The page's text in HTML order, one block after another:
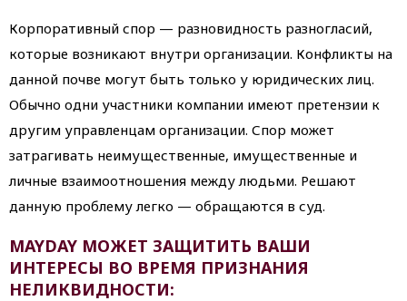
Корпоративный спор — разновидность разногласий,
которые возникают внутри организации. Конфликты на
данной почве могут быть только у юридических лиц.
Обычно одни участники компании имеют претензии к
другим управленцам организации. Спор может
затрагивать неимущественные, имущественные и
личные взаимоотношения между людьми. Решают
данную проблему легко — обращаются в суд.
MAYDAY МОЖЕТ ЗАЩИТИТЬ ВАШИ
ИНТЕРЕСЫ ВО ВРЕМЯ ПРИЗНАНИЯ
НЕЛИКВИДНОСТИ: